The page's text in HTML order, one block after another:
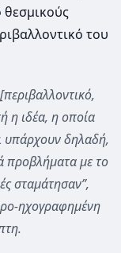
θεσμικούς
του
η ιδέα, η οποία
υπάρχουν δηλαδή,
προβλήματα με το
σταμάτησαν”,
ηχογραφημένη